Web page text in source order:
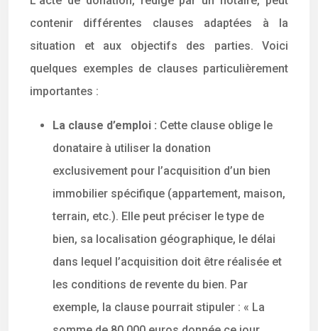
contenir différentes clauses adaptées à la
situation et aux objectifs des parties. Voici
quelques exemples de clauses particulièrement
importantes :
La clause d’emploi : Cette clause oblige le
donataire à utiliser la donation
exclusivement pour l’acquisition d’un bien
immobilier spécifique (appartement, maison,
terrain, etc.). Elle peut préciser le type de
bien, sa localisation géographique, le délai
dans lequel l’acquisition doit être réalisée et
les conditions de revente du bien. Par
exemple, la clause pourrait stipuler : « La